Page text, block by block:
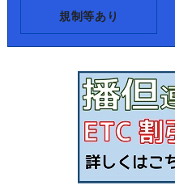
規制等あり